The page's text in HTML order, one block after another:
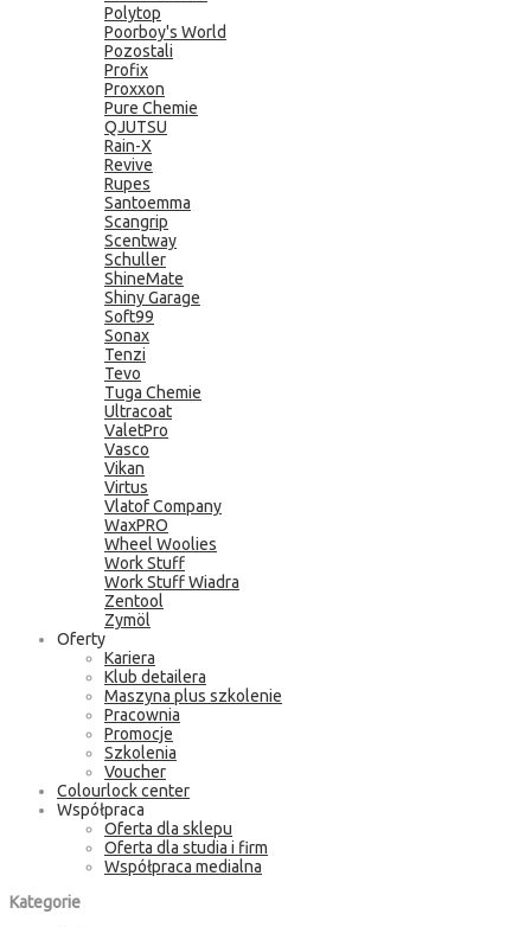
Polytop
Poorboy's World
Pozostali
Profix
Proxxon
Pure Chemie
QJUTSU
Rain-X
Revive
Rupes
Santoemma
Scangrip
Scentway
Schuller
ShineMate
Shiny Garage
Soft99
Sonax
Tenzi
Tevo
Tuga Chemie
Ultracoat
ValetPro
Vasco
Vikan
Virtus
Vlatof Company
WaxPRO
Wheel Woolies
Work Stuff
Work Stuff Wiadra
Zentool
Zymöl
Oferty
Kariera
Klub detailera
Maszyna plus szkolenie
Pracownia
Promocje
Szkolenia
Voucher
Colourlock center
Współpraca
Oferta dla sklepu
Oferta dla studia i firm
Współpraca medialna
Kategorie